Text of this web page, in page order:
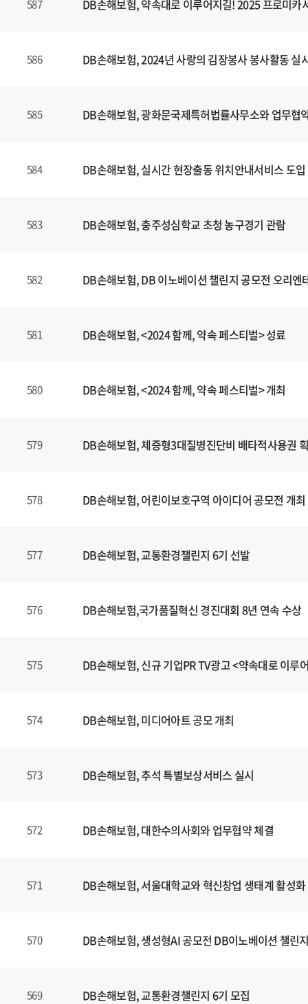
587 DB손해보험, 약속대로 이루어지길! 2025 프로미카
586 DB손해보험, 2024년 사랑의 김장봉사 봉사활동 실
585 DB손해보험, 광화문국제특허법률사무소와 업무협
584 DB손해보험, 실시간 현장출동 위치안내서비스 도입
583 DB손해보험, 충주성심학교 초청 농구경기 관람
582 DB손해보험, DB 이노베이션 챌린지 공모전 오리엔
581 DB손해보험, <2024 함께, 약속 페스티벌> 성료
580 DB손해보험, <2024 함께, 약속 페스티벌> 개최
579 DB손해보험, 체증형3대질병진단비 배타적사용권
578 DB손해보험, 어린이보호구역 아이디어 공모전 개최
577 DB손해보험, 교통환경챌린지 6기 선발
576 DB손해보험,국가품질혁신 경진대회 8년 연속 수상
575 DB손해보험, 신규 기업PR TV광고 <약속대로 이루
574 DB손해보험, 미디어아트 공모 개최
573 DB손해보험, 추석 특별보상서비스 실시
572 DB손해보험, 대한수의사회와 업무협약 체결
571 DB손해보험, 서울대학교와 혁신창업 생태계 활성
570 DB손해보험, 생성형AI 공모전 DB이노베이션 챌린
569 DB손해보험, 교통환경챌린지 6기 모집